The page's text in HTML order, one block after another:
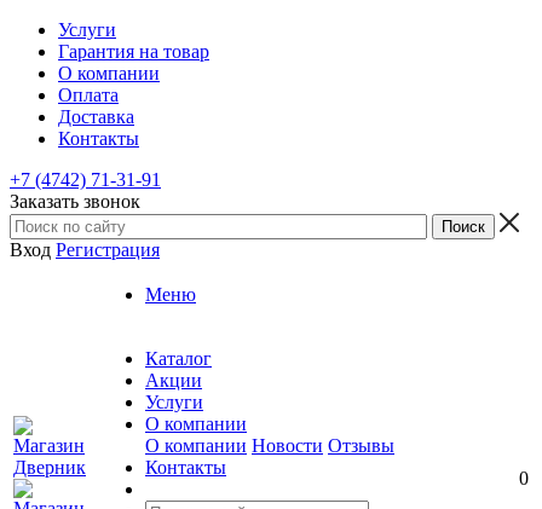
Услуги
Гарантия на товар
О компании
Оплата
Доставка
Контакты
+7 (4742) 71-31-91
Заказать звонок
Вход Регистрация
Меню
Каталог
Акции
Услуги
О компании
О компании Новости Отзывы
Контакты
0